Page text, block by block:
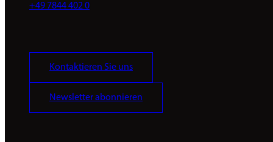
+49 7844 402 0
Kontaktieren Sie uns
Newsletter abonnieren